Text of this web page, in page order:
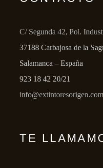
C/ Segunda 42, Pol.
37188 Carbajosa de la
Salamanca – España
923 18 42 20/21
info@extintoresorigen.com
TE